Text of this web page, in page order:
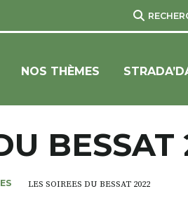
NOS THÈMES
BESSAT
LES SOIREES DU BESSAT 2022